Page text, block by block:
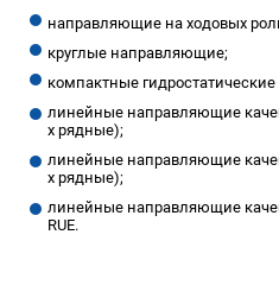
направляющие на ходовых
круглые направляющие;
компактные
линейные направляющие
х рядные);
линейные направляющие
х рядные);
линейные направляющие
RUE.